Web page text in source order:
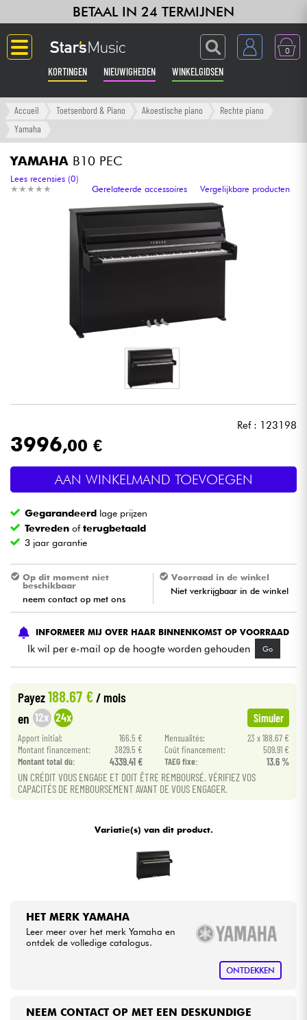
BETAAL IN 24 TERMIJNEN
0
KORTINGEN NIEUWIGHEDEN WINKELGIDSEN
Langue
Versterker & Effecten
Toetsenbord & Piano
Synths & samplers
Licht
Blaasinstrument
Viool & Quatuor
Kinderen
Kabels & toebehoren
Sets
Bekijk onze merken
Accueil Toetsenbord & Piano Akoestische piano
Rechte piano
Yamaha
YAMAHA B10 PEC
★ ★ ★ ★ ★
★ ★ ★ ★ ★
Lees recensies (0)
Gerelateerde accessoires
Vergelijkbare producten
Ref : 123198
3996,00 €
AAN WINKELMAND TOEVOEGEN
Gegarandeerd lage prijzen
Tevreden ofterugbetaald
3 jaar garantie
Op dit moment niet
beschikbaar
neem contact op met ons
Voorraad in de winkel
Niet verkrijgbaar in de winkel
INFORMEER MIJ OVER HAAR BINNENKOMST OP VOORRAAD
Ik wil per e-mail op de hoogte worden gehouden Go
Payez188.67 € / mois
en 12x 24x Simuler
Apport initial: 166.5 € Mensualités:
23 x 188.67 €
Montant financement:
3829.5 € Coût financement:
509.91 €
Montant total dù:
4339.41 € TAEG fixe: 13.6 %
UN CRÉDIT VOUS ENGAGE ET DOIT ÊTRE REMBOURSÉ. VÉRIFIEZ VOS
CAPACITÉS DE REMBOURSEMENT AVANT DE VOUS ENGAGER.
Variatie(s) van dit product.
HET MERK YAMAHA
Leer meer over het merk Yamaha en
ontdek de volledige catalogus.
ONTDEKKEN
NEEM CONTACT OP MET EEN DESKUNDIGE